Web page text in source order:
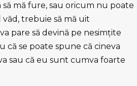
să mă fure, sau oricum nu poate
văd, trebuie să mă uit
pare să devină pe nesimţite
că se poate spune că cineva
sau că eu sunt cumva foarte